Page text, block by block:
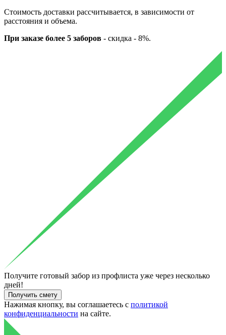
Стоимость доставки рассчитывается, в зависимости от
расстояния и объема.
При заказе более 5 заборов - скидка - 8%.
Получите готовый забор из профлиста уже через несколько
дней!
Нажимая кнопку, вы соглашаетесь с политикой
конфиденциальности на сайте.